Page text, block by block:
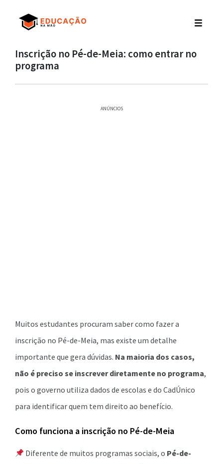
Inscrição no Pé-de-Meia: como entrar no
programa
ANÚNCIOS
Muitos estudantes procuram saber como fazer a
inscrição no Pé-de-Meia, mas existe um detalhe
importante que gera dúvidas. Na maioria dos casos,
não é preciso se inscrever diretamente no programa,
pois o governo utiliza dados de escolas e do CadÚnico
para identificar quem tem direito ao benefício.
Como funciona a inscrição no Pé-de-Meia
Diferente de muitos programas sociais, o Pé-de-